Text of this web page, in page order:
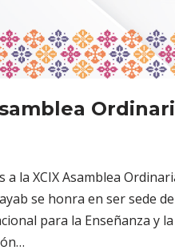
a la XCIX Asamblea
se honra en ser sede
para la Enseñanza y